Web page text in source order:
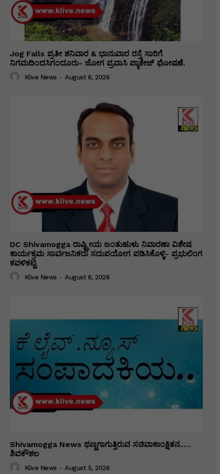
Jog Falls ಪ್ರತೀ ಶನಿವಾರ & ಭಾನುವಾರ ರಸ್ತೆ ಸಾರಿಗೆ
ನಿಗಮದಿಂದಸಿಗಂದೂರು- ಜೋಗ ಪ್ರವಾಸಿ ಪ್ಯಾಕೇಜ್ ಘೋಷಣೆ.
Klive News - August 6, 2026
DC Shivamogga ರಾಷ್ಟ್ರೀಯ ಜಂತುಹುಳು ನಿವಾರಣಾ ವಿಶೇಷ
ಕಾರ್ಯಕ್ರಮ ಸಾರ್ವಜನಿಕರು ಸದುಪಯೋಗ ಪಡಿಸಿಕೊಳ್ಳಿ- ಪ್ರಭುಲಿಂಗ
ಕವಳಿಕಟ್ಟಿ
Klive News - August 6, 2026
Shivamogga News ಥಣ್ಣಗಾಗುತ್ತಿರುವ ಸಚಿವಾಕಾಂಕ್ಷಿತನ..…
ಶಿವಕೌಶಲ
Klive News - August 5, 2026